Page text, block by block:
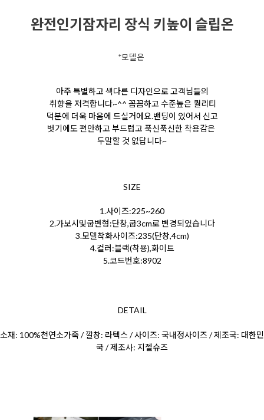
완전인기잠자리 장식 키높이 슬립온
*모델은
아주 특별하고 색다른 디자인으로 고객님들의
취향을 저격합니다~^^ 꼼꼼하고 수준높은 퀄리티
덕분에 더욱 마음에 드실거에요.밴딩이 있어서 신고
벗기에도 편안하고 부드럽고 푹신푹신한 착용감은
두말할 것 없답니다~
SIZE
1.사이즈:225~260
2.가보시및굽변형:단창,굽3cm로 변경되었습니다
3.모델착화사이즈:235(단창,4cm)
4.컬러:블랙(착용),화이트
5.코드번호:8902
DETAIL
소재: 100%천연소가죽 / 깔창: 라텍스 / 사이즈: 국내정사이즈 / 제조국: 대한민
국 / 제조사: 지젤슈즈